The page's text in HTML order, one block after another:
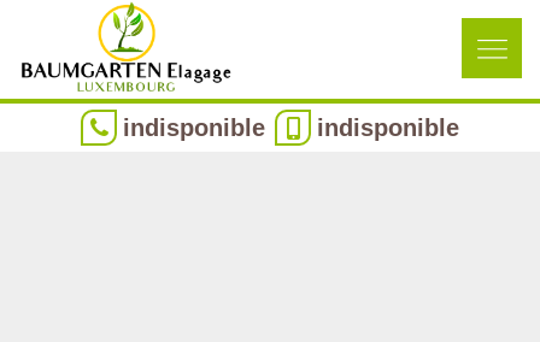
indisponible indisponible